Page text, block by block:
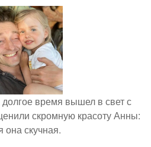
время вышел в свет с
скромную красоту Анны:
она скучная.